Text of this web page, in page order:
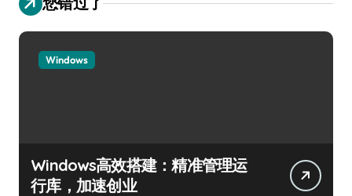
Windows
Windows高效搭建：精准管理运
行库，加速创业